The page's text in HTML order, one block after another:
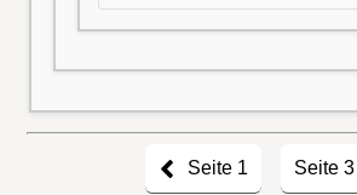
Seite 1 Seite 3